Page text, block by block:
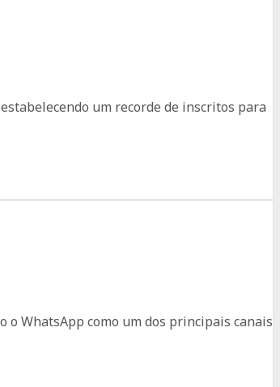
um recorde de inscritos para
o WhatsApp como um dos principais canais